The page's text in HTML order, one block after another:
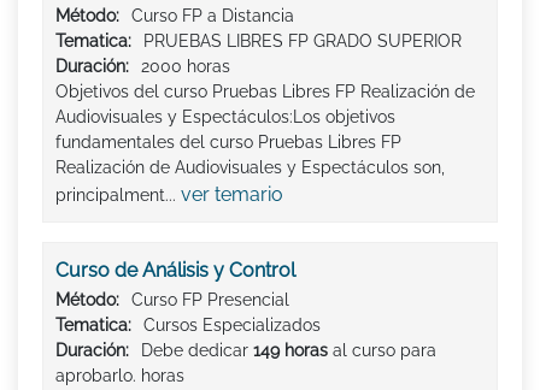
Método:
Curso FP a Distancia
Tematica:
PRUEBAS LIBRES FP GRADO SUPERIOR
Duración:
2000 horas
Objetivos del curso Pruebas Libres FP Realización de
Audiovisuales y Espectáculos:Los objetivos
fundamentales del curso Pruebas Libres FP
Realización de Audiovisuales y Espectáculos son,
principalment... ver temario
Curso de Análisis y Control
Método:
Curso FP Presencial
Tematica:
Cursos Especializados
Duración:
Debe dedicar 149 horas al curso para
aprobarlo. horas